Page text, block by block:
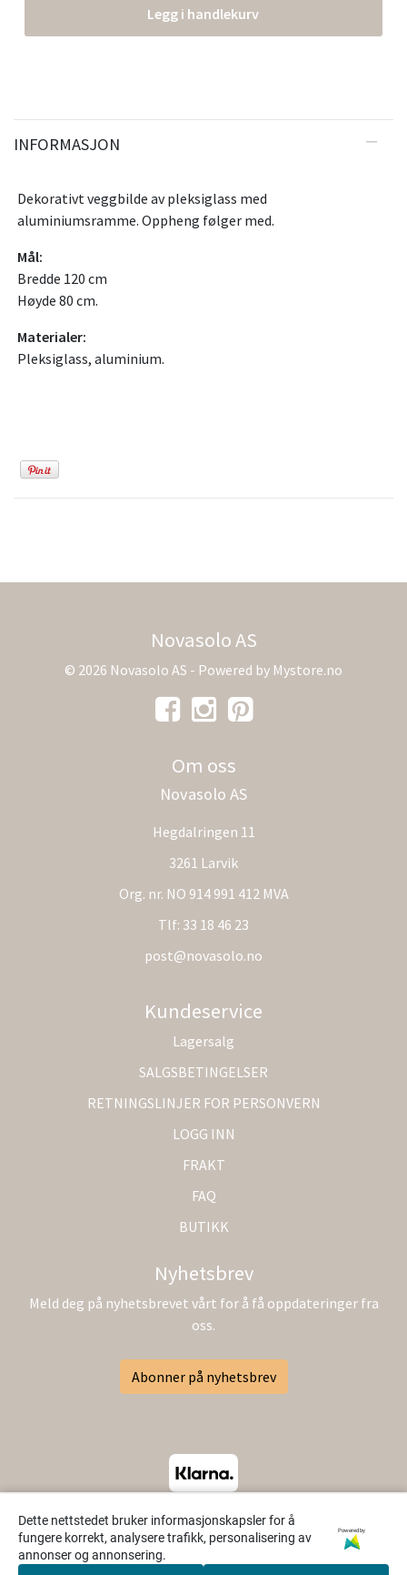
Legg i handlekurv
INFORMASJON
Dekorativt veggbilde av pleksiglass med
aluminiumsramme. Oppheng følger med.
Mål:
Bredde 120 cm
Høyde 80 cm.
Materialer:
Pleksiglass, aluminium.
Dette nettstedet bruker informasjonskapsler for å
fungere korrekt, analysere trafikk, personalisering av
annonser og annonsering.
Powered by
Novasolo AS
© 2026 Novasolo AS - Powered by Mystore.no
Om oss
Novasolo AS
Hegdalringen 11
3261 Larvik
Org. nr. NO 914 991 412 MVA
Tlf: 33 18 46 23
post@novasolo.no
Kundeservice
Lagersalg
SALGSBETINGELSER
RETNINGSLINJER FOR PERSONVERN
LOGG INN
FRAKT
FAQ
BUTIKK
Nyhetsbrev
Meld deg på nyhetsbrevet vårt for å få oppdateringer fra
oss.
Abonner på nyhetsbrev